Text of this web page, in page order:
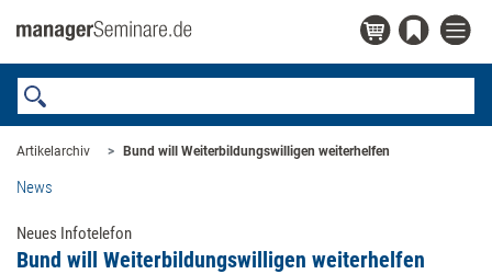
Artikelarchiv Bund will Weiterbildungswilligen weiterhelfen
News
Neues Infotelefon
Bund will Weiterbildungswilligen weiterhelfen